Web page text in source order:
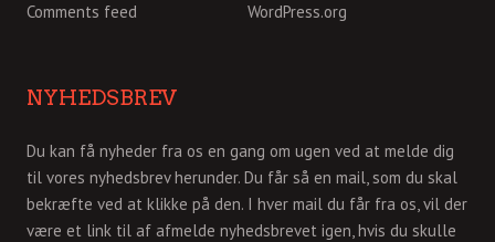
Comments feed
WordPress.org
NYHEDSBREV
Du kan få nyheder fra os en gang om ugen ved at melde dig
til vores nyhedsbrev herunder. Du får så en mail, som du skal
bekræfte ved at klikke på den. I hver mail du får fra os, vil der
være et link til af afmelde nyhedsbrevet igen, hvis du skulle